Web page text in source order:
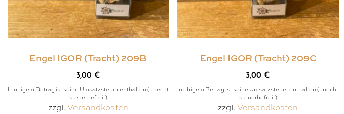
Engel IGOR (Tracht) 209B
3,00€
In obigem Betrag ist keine Umsatzsteuer enthalten (unecht
steuerbefreit)
zzgl. Versandkosten
Engel IGOR (Tracht) 209C
3,00€
In obigem Betrag ist keine Umsatzsteuer enthalten (unecht
steuerbefreit)
zzgl. Versandkosten